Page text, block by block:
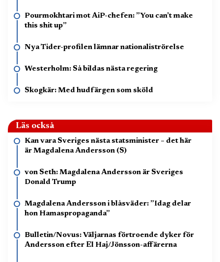
Pourmokhtari mot AiP-chefen: ”You can’t make
this shit up”
Nya Tider-profilen lämnar nationaliströrelse
Westerholm: Så bildas nästa regering
Skogkär: Med hudfärgen som sköld
Läs också
Kan vara Sveriges nästa statsminister – det här
är Magdalena Andersson (S)
von Seth: Magdalena Andersson är Sveriges
Donald Trump
Magdalena Andersson i blåsväder: ”Idag delar
hon Hamaspropaganda”
Bulletin/Novus: Väljarnas förtroende dyker för
Andersson efter El Haj/Jönsson-affärerna